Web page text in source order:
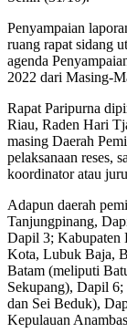
Penyampaian
ruang rapat sidang
agenda
2022 dari Masing-
Rapat Paripurna
Riau, Raden Hari
masing Daerah
pelaksanaan reses,
koordinator atau
Adapun daerah
Tanjungpinang,
Dapil 3; Kabupaten
Kota, Lubuk Baja,
Batam (meliputi
Sekupang), Dapil
dan Sei Beduk),
Kepulauan